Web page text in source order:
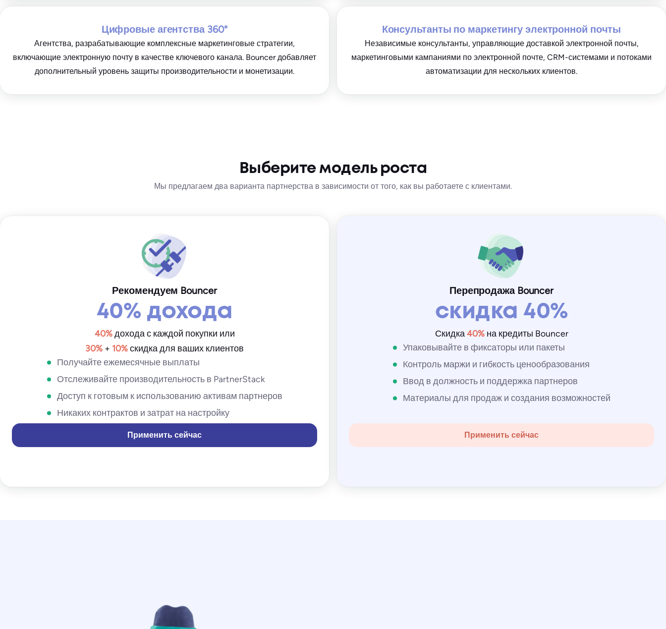
Цифровые агентства 360°
Агентства, разрабатывающие комплексные маркетинговые стратегии,
включающие электронную почту в качестве ключевого канала. Bouncer добавляет
дополнительный уровень защиты производительности и монетизации.
Консультанты по маркетингу электронной почты
Независимые консультанты, управляющие доставкой электронной почты,
маркетинговыми кампаниями по электронной почте, CRM-системами и потоками
автоматизации для нескольких клиентов.
Выберите модель роста
Мы предлагаем два варианта партнерства в зависимости от того, как вы работаете с клиентами.
Рекомендуем Bouncer
40% дохода
40%дохода с каждой покупки или
30% + 10%скидка для ваших клиентов
Получайте ежемесячные выплаты
Отслеживайте производительность в PartnerStack
Доступ к готовым к использованию активам партнеров
Никаких контрактов и затрат на настройку
Применить сейчас
Перепродажа Bouncer
скидка 40%
Скидка40%на кредиты Bouncer
Упаковывайте в фиксаторы или пакеты
Контроль маржи и гибкость ценообразования
Ввод в должность и поддержка партнеров
Материалы для продаж и создания возможностей
Применить сейчас